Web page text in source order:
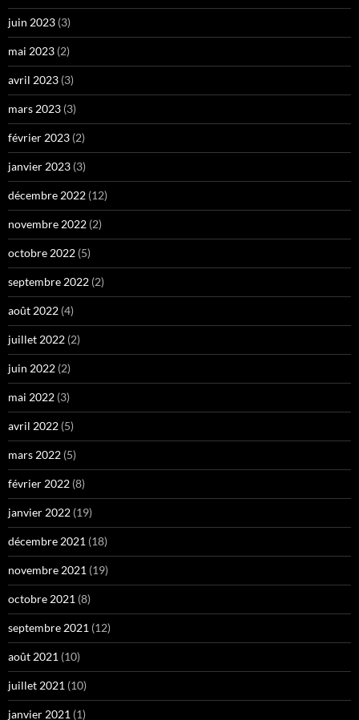
juin 2023 (3)
mai 2023 (2)
avril 2023 (3)
mars 2023 (3)
février 2023 (2)
janvier 2023 (3)
décembre 2022 (12)
novembre 2022 (2)
octobre 2022 (5)
septembre 2022 (2)
août 2022 (4)
juillet 2022 (2)
juin 2022 (2)
mai 2022 (3)
avril 2022 (5)
mars 2022 (5)
février 2022 (8)
janvier 2022 (19)
décembre 2021 (18)
novembre 2021 (19)
octobre 2021 (8)
septembre 2021 (12)
août 2021 (10)
juillet 2021 (10)
janvier 2021 (1)